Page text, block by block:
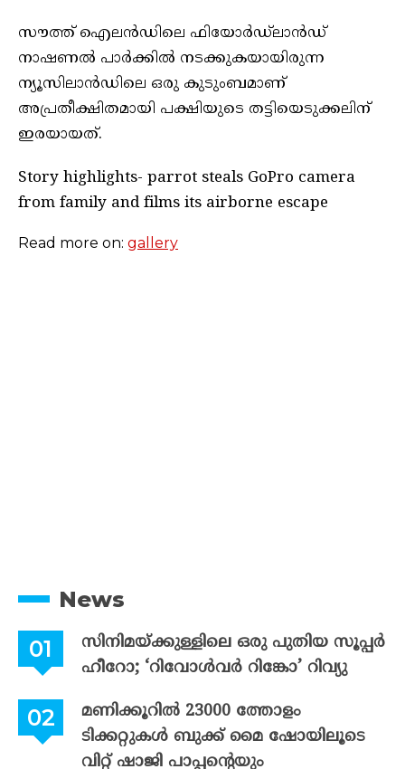
സൗത്ത് ഐലൻഡിലെ ഫിയോർഡ്‌ലാൻഡ്
നാഷണൽ പാർക്കിൽ നടക്കുകയായിരുന്ന
ന്യൂസിലാൻഡിലെ ഒരു കുടുംബമാണ്
അപ്രതീക്ഷിതമായി പക്ഷിയുടെ തട്ടിയെടുക്കലിന്
ഇരയായത്.
Story highlights- parrot steals GoPro camera
from family and films its airborne escape
Read more on: gallery
News
സിനിമയ്ക്കുള്ളിലെ ഒരു പുതിയ സൂപ്പർ
ഹീറോ; ‘റിവോൾവർ റിങ്കോ’ റിവ്യു
മണിക്കൂറിൽ 23000 ത്തോളം
ടിക്കറ്റുകൾ ബുക്ക് മൈ ഷോയിലൂടെ
വിറ്റ് ഷാജി പാപ്പന്റെയും